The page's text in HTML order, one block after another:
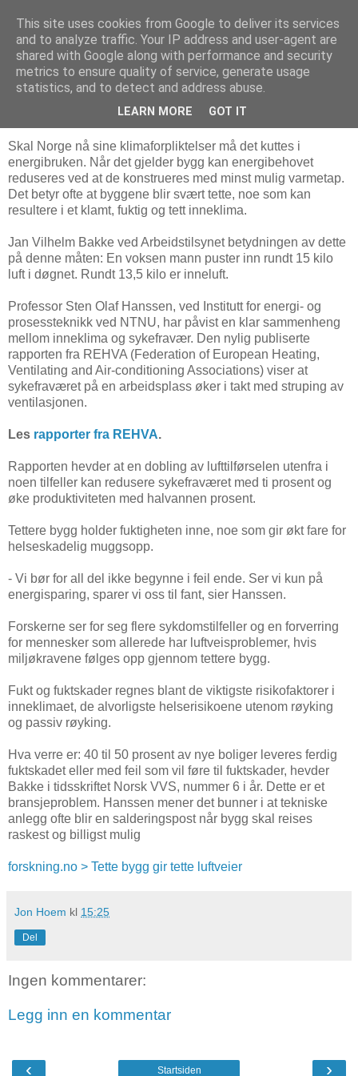
Arkitektur & Miljøteknologi
21 februar 2009
Tette bygg gir helseskader
Skal Norge nå sine klimaforpliktelser må det kuttes i
energibruken. Når det gjelder bygg kan energibehovet
reduseres ved at de konstrueres med minst mulig varmetap.
Det betyr ofte at byggene blir svært tette, noe som kan
resultere i et klamt, fuktig og tett inneklima.
Jan Vilhelm Bakke ved Arbeidstilsynet betydningen av dette
på denne måten: En voksen mann puster inn rundt 15 kilo
luft i døgnet. Rundt 13,5 kilo er inneluft.
Professor Sten Olaf Hanssen, ved Institutt for energi- og
prosessteknikk ved NTNU, har påvist en klar sammenheng
mellom inneklima og sykefravær. Den nylig publiserte
rapporten fra REHVA (Federation of European Heating,
Ventilating and Air-conditioning Associations) viser at
sykefraværet på en arbeidsplass øker i takt med struping av
ventilasjonen.
Les rapporter fra REHVA.
Rapporten hevder at en dobling av lufttilførselen utenfra i
noen tilfeller kan redusere sykefraværet med ti prosent og
øke produktiviteten med halvannen prosent.
Tettere bygg holder fuktigheten inne, noe som gir økt fare for
helseskadelig muggsopp.
- Vi bør for all del ikke begynne i feil ende. Ser vi kun på
energisparing, sparer vi oss til fant, sier Hanssen.
Forskerne ser for seg flere sykdomstilfeller og en forverring
for mennesker som allerede har luftveisproblemer, hvis
miljøkravene følges opp gjennom tettere bygg.
Fukt og fuktskader regnes blant de viktigste risikofaktorer i
inneklimaet, de alvorligste helserisikoene utenom røyking
og passiv røyking.
Hva verre er: 40 til 50 prosent av nye boliger leveres ferdig
fuktskadet eller med feil som vil føre til fuktskader, hevder
Bakke i tidsskriftet Norsk VVS, nummer 6 i år. Dette er et
bransjeproblem. Hanssen mener det bunner i at tekniske
anlegg ofte blir en salderingspost når bygg skal reises
raskest og billigst mulig
forskning.no > Tette bygg gir tette luftveier
Jon Hoem kl 15:25
Del
Ingen kommentarer:
Legg inn en kommentar
‹ ›
Startsiden
This site uses cookies from Google to deliver its services
and to analyze traffic. Your IP address and user-agent are
shared with Google along with performance and security
metrics to ensure quality of service, generate usage
statistics, and to detect and address abuse.
LEARN MORE GOT IT